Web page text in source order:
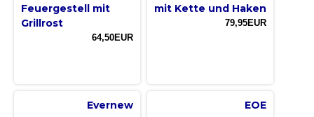
Feuergestell mit
Grillrost
64,50EUR
mit Kette und Haken
79,95EUR
Evernew EOE